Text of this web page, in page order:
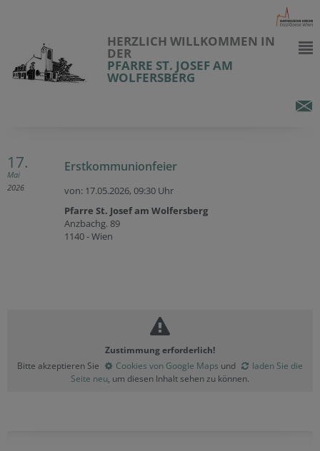
HERZLICH WILLKOMMEN IN
DER
PFARRE ST. JOSEF AM
WOLFERSBERG
17.
Mai
2026
Erstkommunionfeier
von: 17.05.2026,09:30 Uhr
Pfarre St. Josef am Wolfersberg
Anzbachg. 89
1140 - Wien
Zustimmung erforderlich!
Bitte akzeptieren Sie
Cookies von Google Maps und
laden Sie die
Seite neu, um diesen Inhalt sehen zu können.